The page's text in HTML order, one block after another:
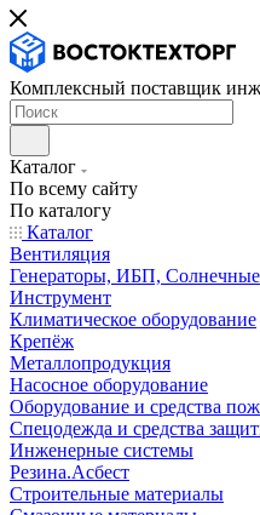
Комплексный поставщик
Каталог
По всему сайту
По каталогу
Каталог
Вентиляция
Генераторы, ИБП,
Инструмент
Климатическое оборудование
Крепёж
Металлопродукция
Насосное оборудование
Оборудование и средства
Спецодежда и средства
Инженерные системы
Резина.Асбест
Строительные материалы